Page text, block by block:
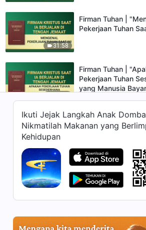
31:58
Firman Tuhan |
Pekerjaan Tuhan
Firman Tuhan |
Pekerjaan Tuhan
yang Manusia
Firman Tuhan |
Hidup demi
Tuhan"
Firman Tuhan |
Injil Kerajaan Akan
Firman Tuhan |
Mendasar Antara
Ikuti Jejak Langkah Anak
Nikmatilah Makanan yang
Kehidupan